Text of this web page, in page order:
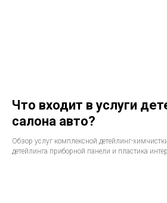
Что входит в услуги
салона авто?
Обзор услуг комплексной детейлинг-
детейлинга приборной панели и пластика